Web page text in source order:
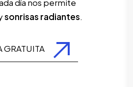
día nos permite
sonrisas radiantes.
GRATUITA